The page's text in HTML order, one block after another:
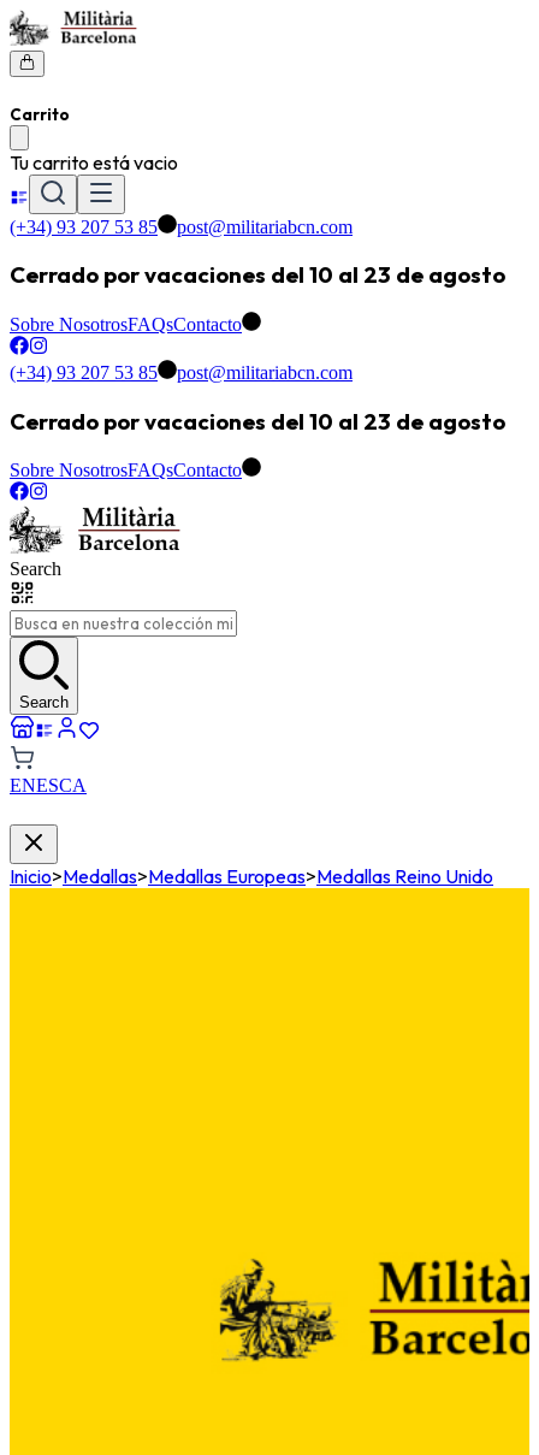
Carrito
Tu carrito está vacio
(+34) 93 207 53 85 post@militariabcn.com
Cerrado por vacaciones del 10 al 23 de agosto
Sobre NosotrosFAQsContacto
(+34) 93 207 53 85 post@militariabcn.com
Cerrado por vacaciones del 10 al 23 de agosto
Sobre NosotrosFAQsContacto
Search
Search
ENESCA
Inicio>Medallas>Medallas Europeas>Medallas Reino Unido